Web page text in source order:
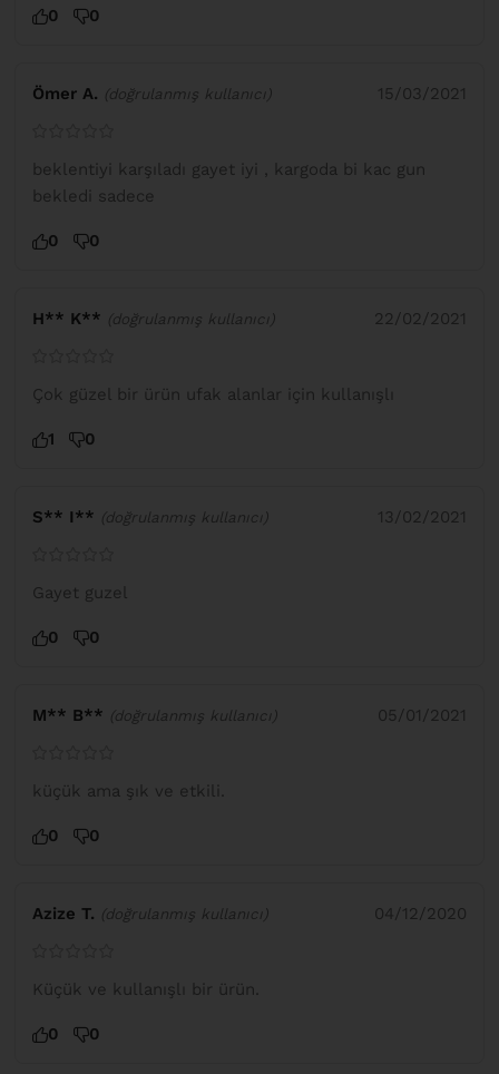
0 0
Ömer A. (doğrulanmış kullanıcı) 15/03/2021
beklentiyi karşıladı gayet iyi , kargoda bi kac gun
bekledi sadece
0 0
H** K** (doğrulanmış kullanıcı) 22/02/2021
Çok güzel bir ürün ufak alanlar için kullanışlı
1 0
S** I** (doğrulanmış kullanıcı) 13/02/2021
Gayet guzel
0 0
M** B** (doğrulanmış kullanıcı) 05/01/2021
küçük ama şık ve etkili.
0 0
Azize T. (doğrulanmış kullanıcı) 04/12/2020
Küçük ve kullanışlı bir ürün.
0 0